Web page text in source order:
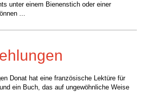
unter einem Bienenstich oder einer
...
Donat hat eine französische Lektüre für
ein Buch, das auf ungewöhnliche Weise